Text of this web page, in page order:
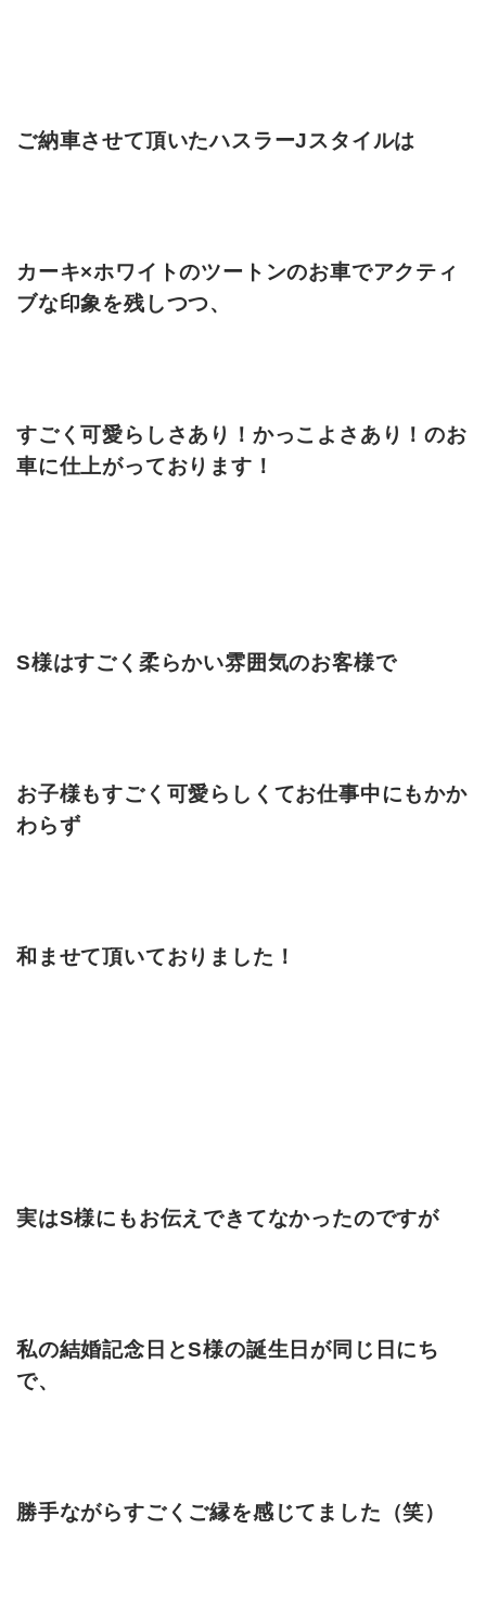
ご納車させて頂いたハスラーJスタイルは
カーキ×ホワイトのツートンのお車でアクティ
ブな印象を残しつつ、
すごく可愛らしさあり！かっこよさあり！のお
車に仕上がっております！
S様はすごく柔らかい雰囲気のお客様で
お子様もすごく可愛らしくてお仕事中にもかか
わらず
和ませて頂いておりました！
実はS様にもお伝えできてなかったのですが
私の結婚記念日とS様の誕生日が同じ日にち
で、
勝手ながらすごくご縁を感じてました（笑）